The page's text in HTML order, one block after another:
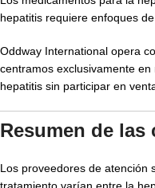
hepatitis requiere enfoques
Oddway International opera
centramos exclusivamente
hepatitis sin participar en
Resumen de
Los proveedores de atención